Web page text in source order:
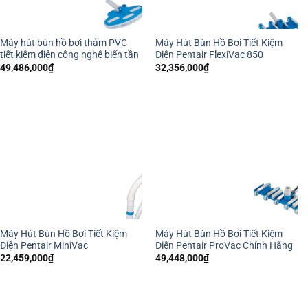
Máy hút bùn hồ bơi thảm PVC
tiết kiệm điện công nghệ biến tần
49,486,000₫
Máy Hút Bùn Hồ Bơi Tiết Kiệm
Điện Pentair FlexiVac 850
32,356,000₫
Máy Hút Bùn Hồ Bơi Tiết Kiệm
Điện Pentair MiniVac
22,459,000₫
Máy Hút Bùn Hồ Bơi Tiết Kiệm
Điện Pentair ProVac Chính Hãng
49,448,000₫